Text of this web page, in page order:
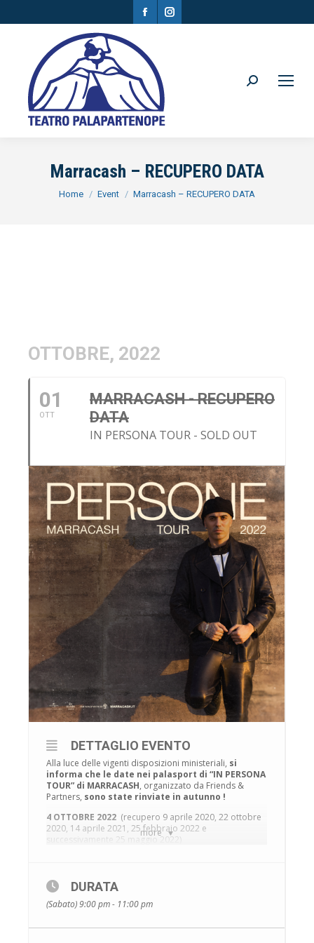
Facebook
opens
in
new
window
Instagram
Search:
Marracash – RECUPERO DATA
You are here:
Home Event Marracash – RECUPERO DATA
OTTOBRE, 2022
01
OTT
MARRACASH - RECUPERO
DATA
IN PERSONA TOUR - SOLD OUT
more
DETTAGLIO EVENTO
Alla luce delle vigenti disposizioni ministeriali, si
informa che le date nei palasport di “IN PERSONA
TOUR” di MARRACASH, organizzato da Friends &
Partners, sono state rinviate in autunno !
4 OTTOBRE 2022 (recupero 9 aprile 2020, 22 ottobre
2020, 14 aprile 2021, 25 febbraio 2022 e
successivamente 25 maggio 2022)
Si chiama “PERSONE TOUR”, quello organizzato da
DURATA
(Sabato) 9:00 pm - 11:00 pm